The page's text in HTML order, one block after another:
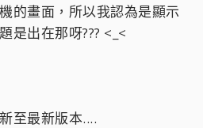
的畫面，所以我認為是顯示
是出在那呀??? <_<
至最新版本....